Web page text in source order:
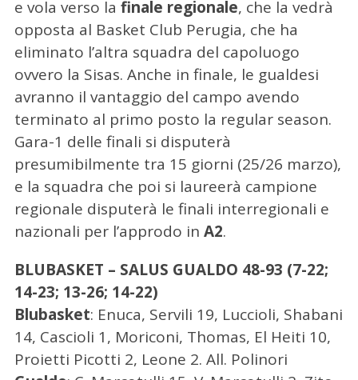
e vola verso la finale regionale, che la vedrà
opposta al Basket Club Perugia, che ha
eliminato l’altra squadra del capoluogo
ovvero la Sisas. Anche in finale, le gualdesi
avranno il vantaggio del campo avendo
terminato al primo posto la regular season.
Gara-1 delle finali si disputerà
presumibilmente tra 15 giorni (25/26 marzo),
e la squadra che poi si laureerà campione
regionale disputerà le finali interregionali e
nazionali per l’approdo in A2.
BLUBASKET – SALUS GUALDO 48-93 (7-22;
14-23; 13-26; 14-22)
Blubasket: Enuca, Servili 19, Luccioli, Shabani
14, Cascioli 1, Moriconi, Thomas, El Heiti 10,
Proietti Picotti 2, Leone 2. All. Polinori
C
e
r
a
p